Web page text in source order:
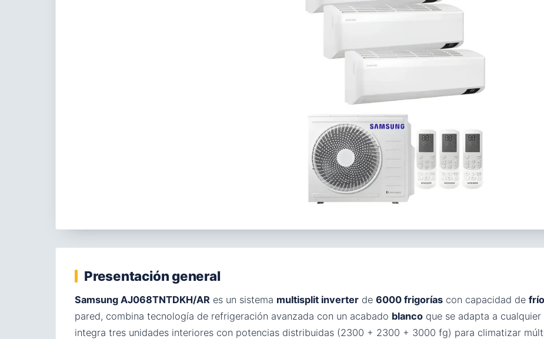
Presentación general
Samsung AJ068TNTDKH/AR es un sistema multisplit inverter de 6000 frigorías con capacidad de
pared, combina tecnología de refrigeración avanzada con un acabado blanco que se adapta a
integra tres unidades interiores con potencias distribuidas (2300 + 2300 + 3000 fg) para climatizar